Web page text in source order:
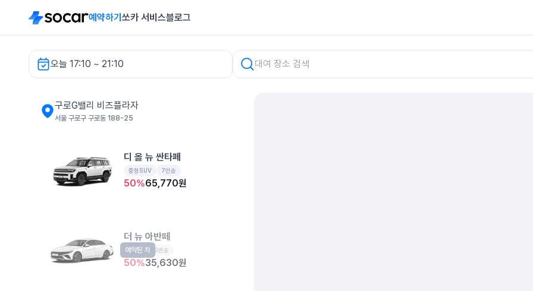
예약하기 쏘카 서비스블로그
오늘 17:10 ~ 21:10
구로G밸리 비즈플라자 렌터카
구로G밸리 비즈플라자
서울 구로구 구로동 188-25
디 올 뉴 싼타페
중형SUV 7인승
50%65,770원
더 뉴 아반떼
준중형 5인승
50%35,630원
예약된 차